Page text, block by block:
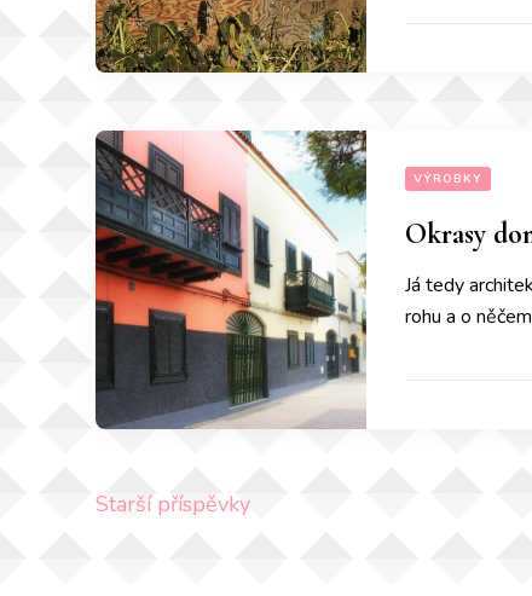
VÝROBKY
Okrasy
Já tedy
rohu a o
Navigace
Starší příspěvky